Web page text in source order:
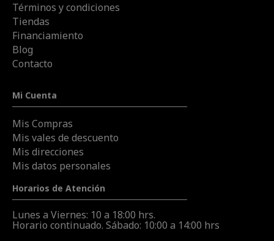
Términos y condiciones
Tiendas
Financiamiento
Blog
Contacto
Mi Cuenta
Mis Compras
Mis vales de descuento
Mis direcciones
Mis datos personales
Horarios de Atención
Lunes a Viernes: 10 a 18:00 hrs.
Horario continuado. Sábado: 10:00 a 14:00 hrs